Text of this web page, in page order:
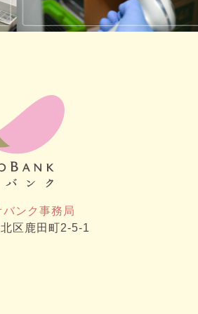
ンク事務局
区鹿田町2-5-1